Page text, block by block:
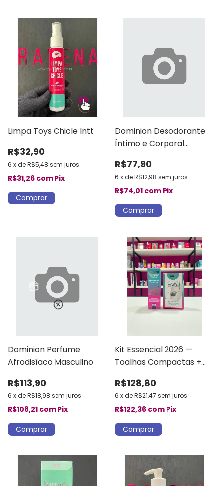
Limpa Toys Chicle Intt
R$32,90
6 xdeR$5,48 sem juros
R$31,26 com Pix
Dominion Desodorante
Íntimo e Corporal
R$77,90
6 xdeR$12,98 sem juros
R$74,01 com Pix
Dominion Perfume
Afrodisíaco Masculino
R$113,90
6 xdeR$18,98 sem juros
R$108,21 com Pix
Kit Essencial 2026 —
Toalhas Compactas +
Care
R$128,80
6 xdeR$21,47 sem juros
R$122,36 com Pix